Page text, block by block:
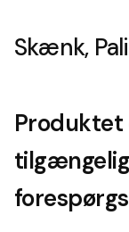
Skænk,